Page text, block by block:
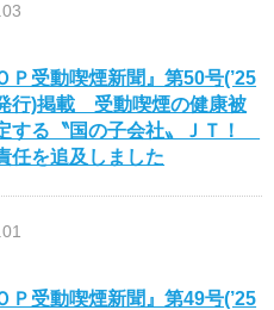
Ｐ受動喫煙新聞』第50号(’25
行)掲載 受動喫煙の健康被
する〝国の子会社〟ＪＴ！
任を追及しました
Ｐ受動喫煙新聞』第49号(’25